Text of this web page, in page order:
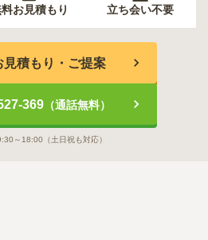
お見積もり 立ち会い不要
見積もり・ご提案
369（通話無料）
～18:00 （土日祝も対応）